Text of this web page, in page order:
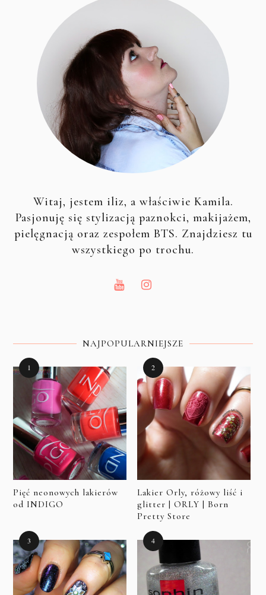
Witaj, jestem iliz, a właściwie Kamila.
Pasjonuję się stylizacją paznokci, makijażem,
pielęgnacją oraz zespołem BTS. Znajdziesz tu
wszystkiego po trochu.
NAJPOPULARNIEJSZE
Pięć neonowych lakierów
od INDIGO
Lakier Orly, różowy liść i
glitter | ORLY | Born
Pretty Store